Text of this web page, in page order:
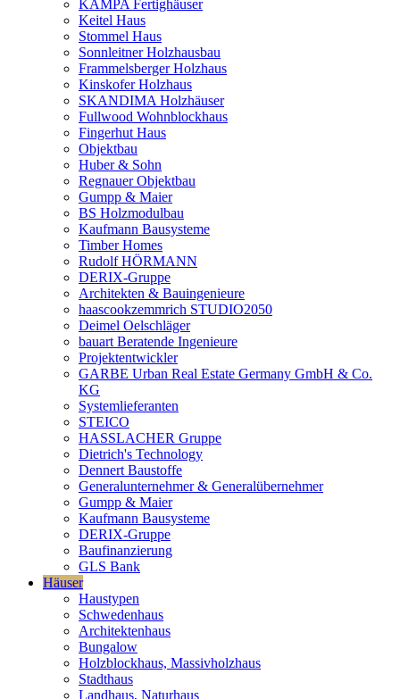
KAMPA Fertighäuser
Keitel Haus
Stommel Haus
Sonnleitner Holzhausbau
Frammelsberger Holzhaus
Kinskofer Holzhaus
SKANDIMA Holzhäuser
Fullwood Wohnblockhaus
Fingerhut Haus
Objektbau
Huber & Sohn
Regnauer Objektbau
Gumpp & Maier
BS Holzmodulbau
Kaufmann Bausysteme
Timber Homes
Rudolf HÖRMANN
DERIX-Gruppe
Architekten & Bauingenieure
haascookzemmrich STUDIO2050
Deimel Oelschläger
bauart Beratende Ingenieure
Projektentwickler
GARBE Urban Real Estate Germany GmbH & Co.
KG
Systemlieferanten
STEICO
HASSLACHER Gruppe
Dietrich's Technology
Dennert Baustoffe
Generalunternehmer & Generalübernehmer
Gumpp & Maier
Kaufmann Bausysteme
DERIX-Gruppe
Baufinanzierung
GLS Bank
Häuser
Haustypen
Schwedenhaus
Architektenhaus
Bungalow
Holzblockhaus, Massivholzhaus
Stadthaus
Landhaus, Naturhaus